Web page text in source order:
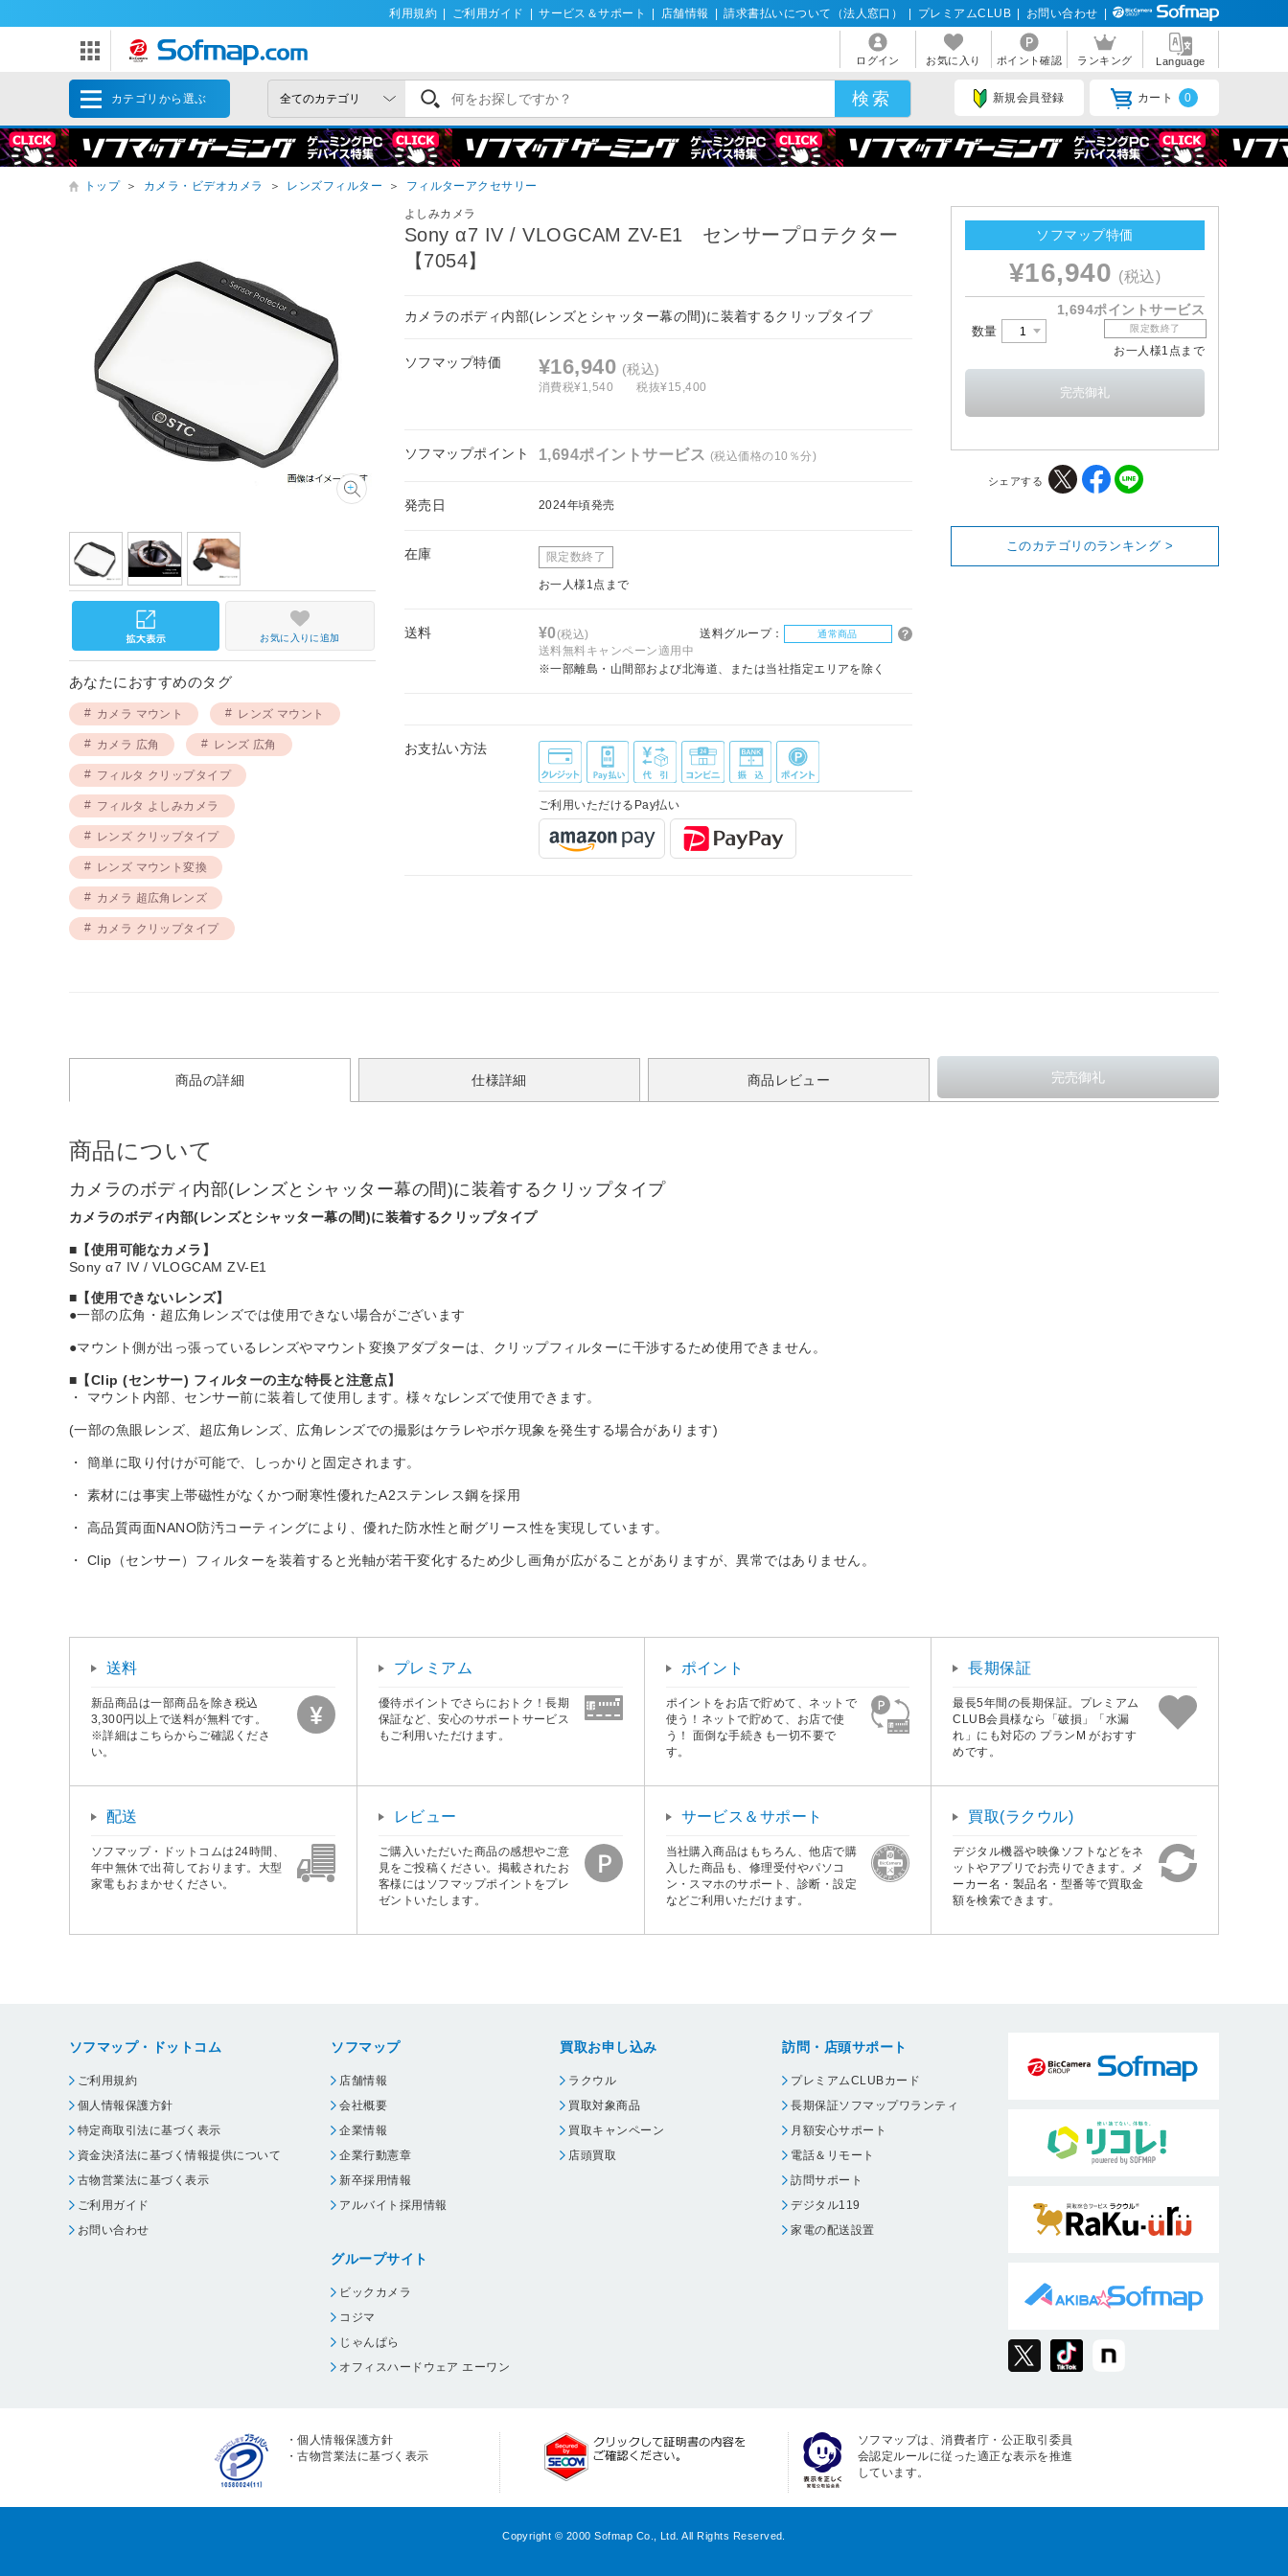
利用規約 ご利用ガイド サービス＆サポート 店舗情報 請求書払いについて（法人窓口） プレミアムCLUB お問い合わせ
ログイン お気に入り ポイント確認 ランキング Language
カテゴリから選ぶ 新規会員登録 カート 0
トップ ＞ カメラ・ビデオカメラ ＞ レンズフィルター ＞ フィルターアクセサリー
よしみカメラ
Sony α7 IV / VLOGCAM ZV-E1 センサープロテクター
【7054】
カメラのボディ内部(レンズとシャッター幕の間)に装着するクリップタイプ
ソフマップ特価 ¥16,940 (税込)
消費税¥1,540 税抜¥15,400
ソフマップポイント 1,694ポイントサービス (税込価格の10％分)
発売日 2024年頃発売
在庫 限定数終了
お一人様1点まで
送料 ¥0(税込) 送料グループ： 通常商品
送料無料キャンペーン適用中
※一部離島・山間部および北海道、または当社指定エリアを除く
お支払い方法
ご利用いただけるPay払い
お気に入りに追加
あなたにおすすめのタグ
カメラ マウント レンズ マウント
カメラ 広角 レンズ 広角
フィルタ クリップタイプ
フィルタ よしみカメラ
レンズ クリップタイプ
レンズ マウント変換
カメラ 超広角レンズ
カメラ クリップタイプ
ソフマップ特価
¥16,940 (税込)
1,694ポイントサービス
数量 限定数終了
お一人様1点まで
シェアする
このカテゴリのランキング >
商品の詳細 仕様詳細 商品レビュー
商品について
カメラのボディ内部(レンズとシャッター幕の間)に装着するクリップタイプ
カメラのボディ内部(レンズとシャッター幕の間)に装着するクリップタイプ
■【使用可能なカメラ】
Sony α7 IV / VLOGCAM ZV-E1
■【使用できないレンズ】
●一部の広角・超広角レンズでは使用できない場合がございます
●マウント側が出っ張っているレンズやマウント変換アダプターは、クリップフィルターに干渉するため使用できません。
■【Clip (センサー) フィルターの主な特長と注意点】
・ マウント内部、センサー前に装着して使用します。様々なレンズで使用できます。
(一部の魚眼レンズ、超広角レンズ、広角レンズでの撮影はケラレやボケ現象を発生する場合があります)
・ 簡単に取り付けが可能で、しっかりと固定されます。
・ 素材には事実上帯磁性がなくかつ耐寒性優れたA2ステンレス鋼を採用
・ 高品質両面NANO防汚コーティングにより、優れた防水性と耐グリース性を実現しています。
・ Clip（センサー）フィルターを装着すると光軸が若干変化するため少し画角が広がることがありますが、異常ではありません。
送料
新品商品は一部商品を除き税込
3,300円以上で送料が無料です。
※詳細はこちらからご確認くださ
い。
プレミアム
優待ポイントでさらにおトク！長期
保証など、安心のサポートサービス
もご利用いただけます。
ポイント
ポイントをお店で貯めて、ネットで
使う！ネットで貯めて、お店で使
う！ 面倒な手続きも一切不要で
す。
長期保証
最長5年間の長期保証。プレミアム
CLUB会員様なら「破損」「水漏
れ」にも対応の プランM がおすす
めです。
配送
ソフマップ・ドットコムは24時間、
年中無休で出荷しております。大型
家電もおまかせください。
レビュー
ご購入いただいた商品の感想やご意
見をご投稿ください。掲載されたお
客様にはソフマップポイントをプレ
ゼントいたします。
サービス＆サポート
当社購入商品はもちろん、他店で購
入した商品も、修理受付やパソコ
ン・スマホのサポート、診断・設定
などご利用いただけます。
買取(ラクウル)
デジタル機器や映像ソフトなどをネ
ットやアプリでお売りできます。メ
ーカー名・製品名・型番等で買取金
額を検索できます。
ソフマップ・ドットコム
ご利用規約
個人情報保護方針
特定商取引法に基づく表示
資金決済法に基づく情報提供について
古物営業法に基づく表示
ご利用ガイド
お問い合わせ
ソフマップ
店舗情報
会社概要
企業情報
企業行動憲章
新卒採用情報
アルバイト採用情報
グループサイト
ビックカメラ
コジマ
じゃんぱら
オフィスハードウェア エーワン
買取お申し込み
ラクウル
買取対象商品
買取キャンペーン
店頭買取
訪問・店頭サポート
プレミアムCLUBカード
長期保証ソフマップワランティ
月額安心サポート
電話＆リモート
訪問サポート
デジタル119
家電の配送設置
・個人情報保護方針
・古物営業法に基づく表示
ソフマップは、消費者庁・公正取引委員
会認定ルールに従った適正な表示を推進
しています。
Copyright © 2000 Sofmap Co., Ltd. All Rights Reserved.